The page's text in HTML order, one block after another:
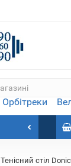
Орбітреки
Тенісний стіл